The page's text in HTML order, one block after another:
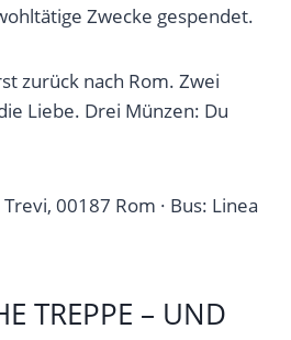
Zwecke gespendet.
zurück nach Rom. Zwei
Liebe. Drei Münzen: Du
Trevi, 00187 Rom · Bus: Linea
TREPPE – UND